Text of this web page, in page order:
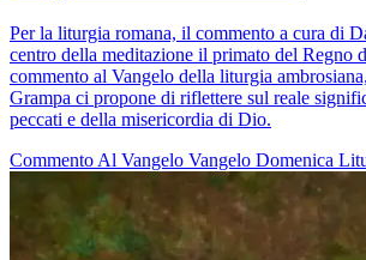
Per la liturgia romana, il commento a cura di
centro della meditazione il primato del Regno
commento al Vangelo della liturgia
Grampa ci propone di riflettere sul reale
peccati e della misericordia di Dio.
Commento Al Vangelo Vangelo Domenica